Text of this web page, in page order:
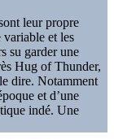
leur propre
et les
su garder une
Hug of Thunder,
dire. Notamment
et d’une
indé. Une